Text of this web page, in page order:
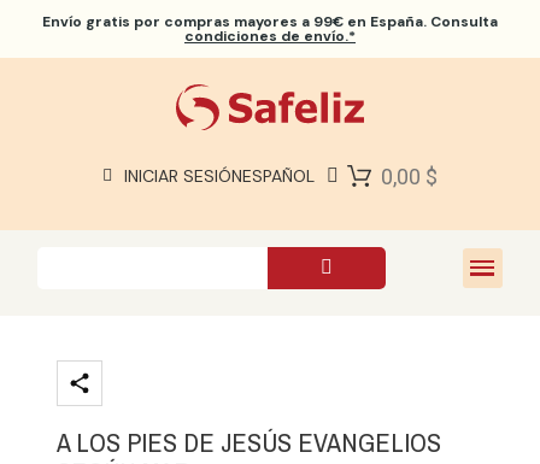
Envío gratis por compras mayores a 99€ en España. Consulta
condiciones de envío.*
INICIAR SESIÓNESPAÑOL 0,00 $
A LOS PIES DE JESÚS EVANGELIOS